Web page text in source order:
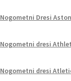
Nogometni Dresi
Nogometni dresi
Nogometni dresi